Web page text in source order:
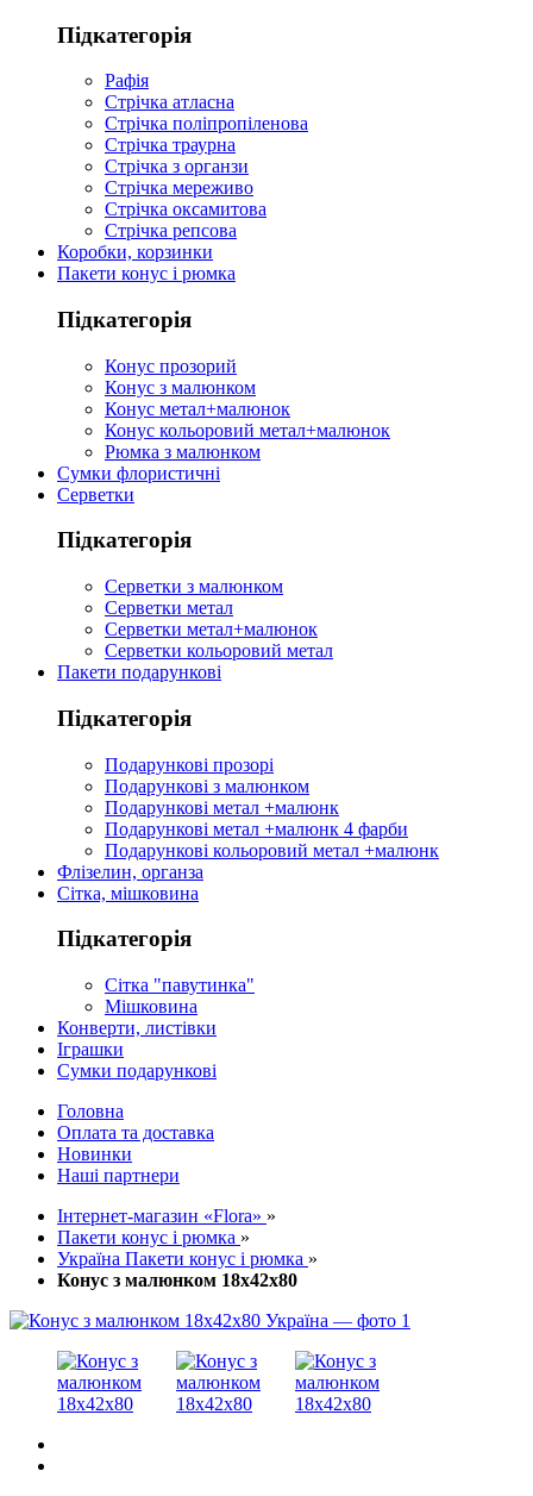
Підкатегорія
Рафія
Стрічка атласна
Стрічка поліпропіленова
Стрічка траурна
Стрічка з органзи
Стрічка мереживо
Стрічка оксамитова
Стрічка репсова
Коробки, корзинки
Пакети конус і рюмка
Підкатегорія
Конус прозорий
Конус з малюнком
Конус метал+малюнок
Конус кольоровий метал+малюнок
Рюмка з малюнком
Сумки флористичні
Серветки
Підкатегорія
Серветки з малюнком
Серветки метал
Серветки метал+малюнок
Серветки кольоровий метал
Пакети подарункові
Підкатегорія
Подарункові прозорі
Подарункові з малюнком
Подарункові метал +малюнк
Подарункові метал +малюнк 4 фарби
Подарункові кольоровий метал +малюнк
Флізелин, органза
Сітка, мішковина
Підкатегорія
Сітка "павутинка"
Мішковина
Конверти, листівки
Іграшки
Сумки подарункові
Головна
Оплата та доставка
Новинки
Наші партнери
Інтернет-магазин «Flora» »
Пакети конус і рюмка »
Україна Пакети конус і рюмка »
Конус з малюнком 18х42х80